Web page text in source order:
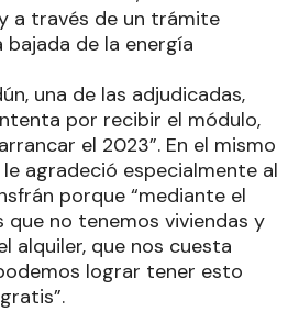
a través de un trámite
bajada de la energía
una de las adjudicadas,
por recibir el módulo,
el 2023”. En el mismo
agradeció especialmente al
porque “mediante el
que no tenemos viviendas y
alquiler, que nos cuesta
lograr tener esto